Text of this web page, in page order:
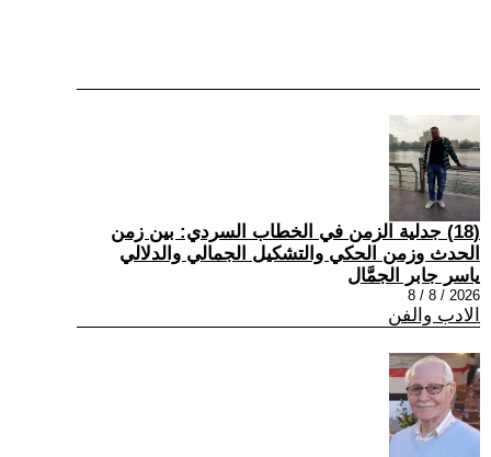
(18) جدلية الزمن في الخطاب السردي: بين زمن
الحدث وزمن الحكي والتشكيل الجمالي والدلالي
ياسر جابر الجمَّال
2026 / 8 / 8
الادب والفن